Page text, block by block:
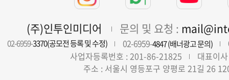
(주)인투인미디어 문의 및 요청 :
02-6959-3370(공모전 등록 및 수정) 02-6959-4847 (배너광고 문의)
사업자등록번호 : 201-86-21825
대표이
주소 : 서울시 영등포구 양평로 21길 26